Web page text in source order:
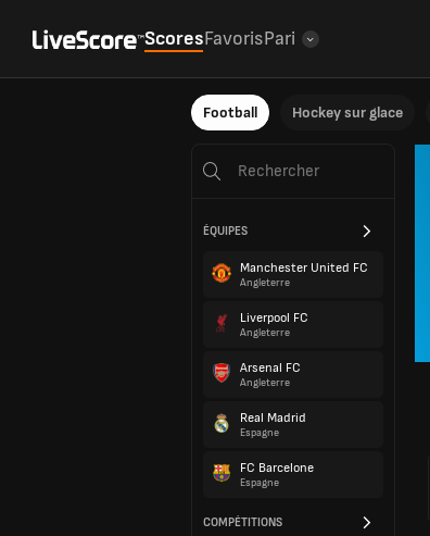
ScoresFavorisPari
Football Hockey sur glace
ÉQUIPES
Manchester United FC
Angleterre
Liverpool FC
Angleterre
Arsenal FC
Angleterre
Real Madrid
Espagne
FC Barcelone
Espagne
COMPÉTITIONS